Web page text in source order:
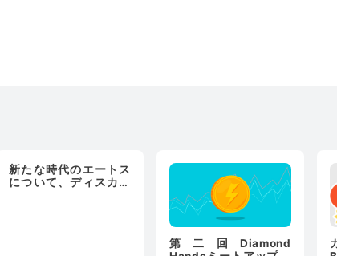
新たな時代のエートス
について、ディスカッ
第二回Diamond